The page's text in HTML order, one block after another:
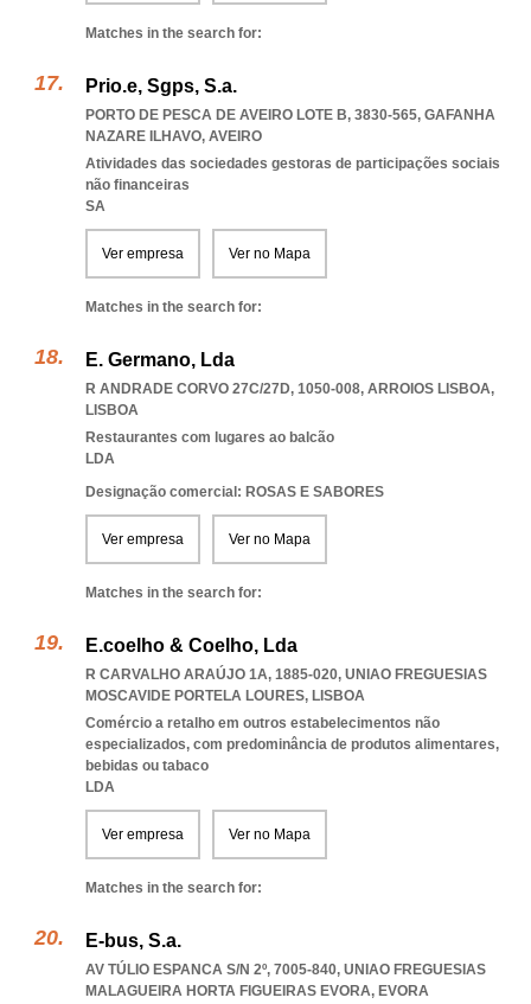
Matches in the search for:
Prio.e, Sgps, S.a.
PORTO DE PESCA DE AVEIRO LOTE B, 3830-565, GAFANHA
NAZARE ILHAVO, AVEIRO
Atividades das sociedades gestoras de participações sociais
não financeiras
SA
Ver empresa Ver no Mapa
Matches in the search for:
E. Germano, Lda
R ANDRADE CORVO 27C/27D, 1050-008, ARROIOS LISBOA,
LISBOA
Restaurantes com lugares ao balcão
LDA
Designação comercial: ROSAS E SABORES
Ver empresa Ver no Mapa
Matches in the search for:
E.coelho & Coelho, Lda
R CARVALHO ARAÚJO 1A, 1885-020, UNIAO FREGUESIAS
MOSCAVIDE PORTELA LOURES, LISBOA
Comércio a retalho em outros estabelecimentos não
especializados, com predominância de produtos alimentares,
bebidas ou tabaco
LDA
Ver empresa Ver no Mapa
Matches in the search for:
E-bus, S.a.
AV TÚLIO ESPANCA S/N 2º, 7005-840, UNIAO FREGUESIAS
MALAGUEIRA HORTA FIGUEIRAS EVORA, EVORA